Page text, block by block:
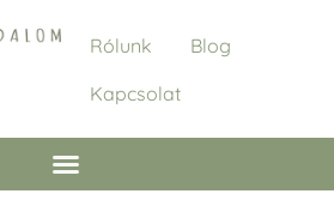
Rólunk
Blog
Kapcsolat